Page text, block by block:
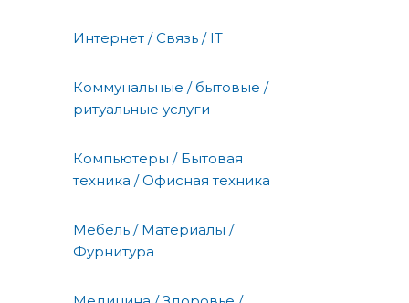
Интернет / Связь / IT
Коммунальные / бытовые /
ритуальные услуги
Компьютеры / Бытовая
техника / Офисная техника
Мебель / Материалы /
Фурнитура